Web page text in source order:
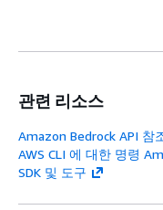
관련 리소스
Amazon Bedrock API 참
AWS CLI 에 대한 명령
SDK 및 도구